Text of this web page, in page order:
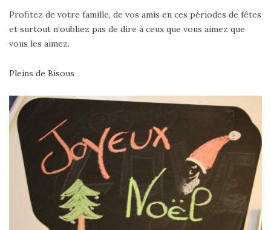
Profitez de votre famille, de vos amis en ces périodes de fêtes
et surtout n’oubliez pas de dire à ceux que vous aimez que
vous les aimez.
Pleins de Bisous